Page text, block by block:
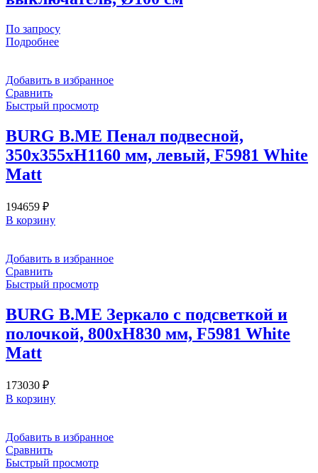
По запросу
Подробнее
Добавить в избранное
Сравнить
Быстрый просмотр
BURG B.ME Пенал подвесной,
350х355хH1160 мм, левый, F5981 White
Matt
194659 ₽
В корзину
Добавить в избранное
Сравнить
Быстрый просмотр
BURG B.ME Зеркало с подсветкой и
полочкой, 800хН830 мм, F5981 White
Matt
173030 ₽
В корзину
Добавить в избранное
Сравнить
Быстрый просмотр